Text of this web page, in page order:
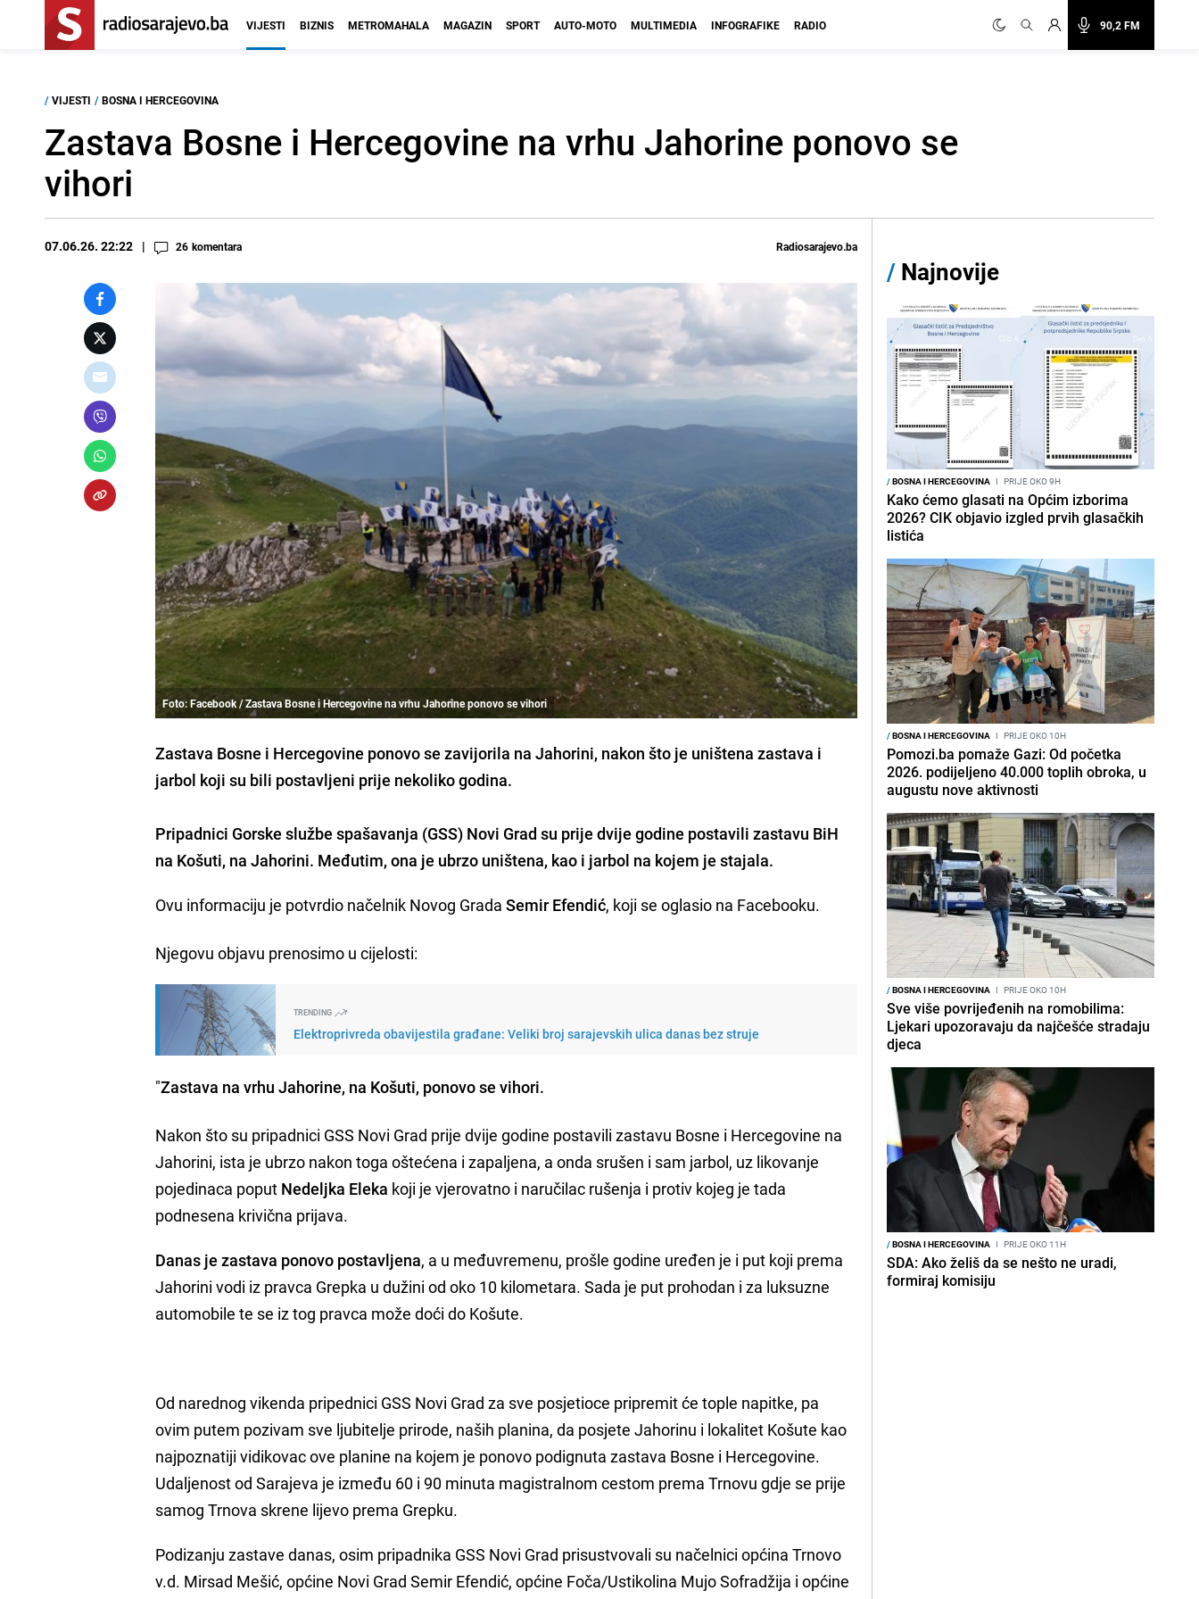
90,2 FM
VIJESTI BIZNIS METROMAHALA MAGAZIN SPORT AUTO-MOTO MULTIMEDIA INFOGRAFIKE RADIO
/ VIJESTI / BOSNA I HERCEGOVINA
Zastava Bosne i Hercegovine na vrhu Jahorine ponovo se
vihori
07.06.26. 22:22 26 komentara Radiosarajevo.ba
Foto: Facebook / Zastava Bosne i Hercegovine na vrhu Jahorine ponovo se vihori
Zastava Bosne i Hercegovine ponovo se zavijorila na Jahorini, nakon što je uništena zastava i
jarbol koji su bili postavljeni prije nekoliko godina.
Pripadnici Gorske službe spašavanja (GSS) Novi Grad su prije dvije godine postavili zastavu BiH
na Košuti, na Jahorini. Međutim, ona je ubrzo uništena, kao i jarbol na kojem je stajala.
Ovu informaciju je potvrdio načelnik Novog GradaSemir Efendić, koji se oglasio na Facebooku.
Njegovu objavu prenosimo u cijelosti:
TRENDING
Elektroprivreda obavijestila građane: Veliki broj sarajevskih ulica danas bez struje
"Zastava na vrhu Jahorine, na Košuti, ponovo se vihori.
Nakon što su pripadnici GSS Novi Grad prije dvije godine postavili zastavu Bosne i Hercegovine na
Jahorini, ista je ubrzo nakon toga oštećena i zapaljena, a onda srušen i sam jarbol, uz likovanje
pojedinaca poput Nedeljka Eleka koji je vjerovatno i naručilac rušenja i protiv kojeg je tada
podnesena krivična prijava.
Danas je zastava ponovo postavljena, a u međuvremenu, prošle godine uređen je i put koji prema
Jahorini vodi iz pravca Grepka u dužini od oko 10 kilometara. Sada je put prohodan i za luksuzne
automobile te se iz tog pravca može doći do Košute.
Od narednog vikenda pripednici GSS Novi Grad za sve posjetioce pripremit će tople napitke, pa
ovim putem pozivam sve ljubitelje prirode, naših planina, da posjete Jahorinu i lokalitet Košute kao
najpoznatiji vidikovac ove planine na kojem je ponovo podignuta zastava Bosne i Hercegovine.
Udaljenost od Sarajeva je između 60 i 90 minuta magistralnom cestom prema Trnovu gdje se prije
samog Trnova skrene lijevo prema Grepku.
Podizanju zastave danas, osim pripadnika GSS Novi Grad prisustvovali su načelnici općina Trnovo
v.d. Mirsad Mešić, općine Novi Grad Semir Efendić, općine Foča/Ustikolina Mujo Sofradžija i općine
/ Najnovije
/BOSNA I HERCEGOVINA I PRIJE OKO 9H
Kako ćemo glasati na Općim izborima
2026? CIK objavio izgled prvih glasačkih
listića
/BOSNA I HERCEGOVINA I PRIJE OKO 10H
Pomozi.ba pomaže Gazi: Od početka
2026. podijeljeno 40.000 toplih obroka, u
augustu nove aktivnosti
/BOSNA I HERCEGOVINA I PRIJE OKO 10H
Sve više povrijeđenih na romobilima:
Ljekari upozoravaju da najčešće stradaju
djeca
/BOSNA I HERCEGOVINA I PRIJE OKO 11H
SDA: Ako želiš da se nešto ne uradi,
formiraj komisiju